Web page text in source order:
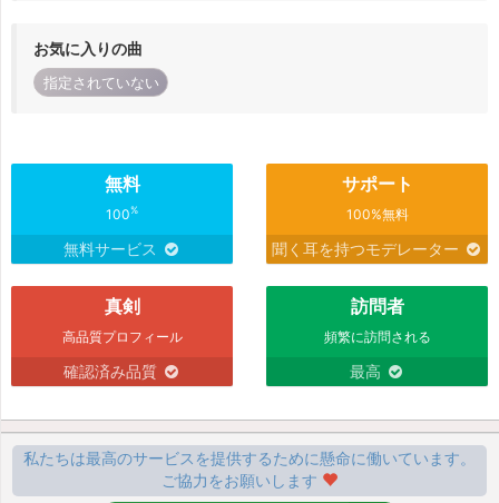
お気に入りの曲
指定されていない
無料
100%
無料サービス
サポート
100%無料
聞く耳を持つモデレーター
真剣
高品質プロフィール
確認済み品質
訪問者
頻繁に訪問される
最高
私たちは最高のサービスを提供するために懸命に働いています。
ご協力をお願いします